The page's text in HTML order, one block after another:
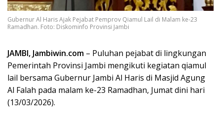
Gubernur Al Haris Ajak Pejabat Pemprov Qiamul Lail di Malam ke-23
Ramadhan. Foto: Diskominfo Provinsi Jambi
JAMBI, Jambiwin.com – Puluhan pejabat di lingkungan
Pemerintah Provinsi Jambi mengikuti kegiatan qiamul
lail bersama Gubernur Jambi Al Haris di Masjid Agung
Al Falah pada malam ke-23 Ramadhan, Jumat dini hari
(13/03/2026).